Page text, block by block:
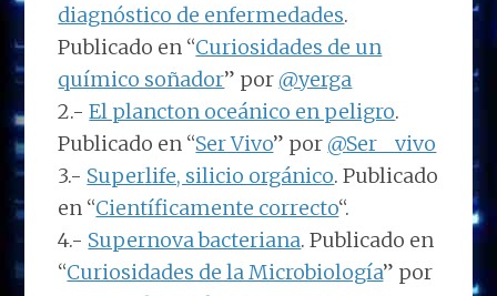
diagnóstico de enfermedades.
Publicado en “Curiosidades de un
químico soñador” por @yerga
2.-El plancton oceánico en peligro.
Publicado en “Ser Vivo” por @Ser__vivo
3.- Superlife, silicio orgánico. Publicado
en “Científicamente correcto“.
4.- Supernova bacteriana. Publicado en
“Curiosidades de la Microbiología” por